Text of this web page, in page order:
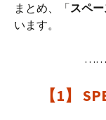
まとめ、「スペ
います。
【1】